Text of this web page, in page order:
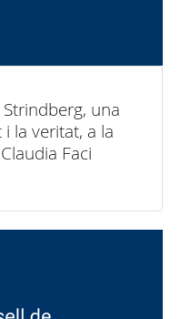
Strindberg, una
Faci